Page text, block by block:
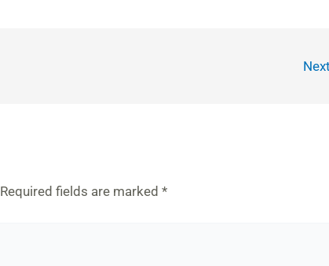
Required fields are marked *